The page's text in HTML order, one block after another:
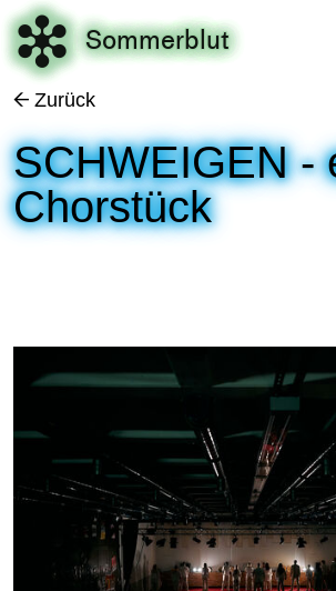
 Sommerblut
← Zurück
SCHWEIGEN -
Chorstück